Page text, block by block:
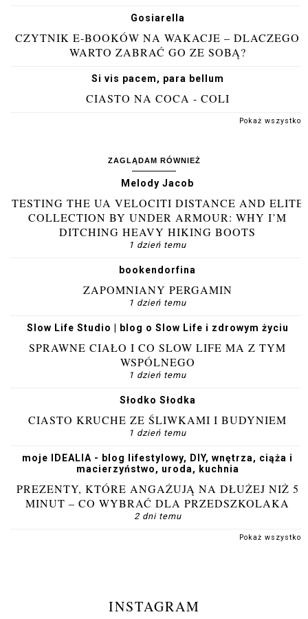
Gosiarella
CZYTNIK E-BOOKÓW NA WAKACJE – DLACZEGO
WARTO ZABRAĆ GO ZE SOBĄ?
Si vis pacem, para bellum
CIASTO NA COCA - COLI
Pokaż wszystko
ZAGLĄDAM RÓWNIEŻ
Melody Jacob
TESTING THE UA VELOCITI DISTANCE AND ELITE
COLLECTION BY UNDER ARMOUR: WHY I’M
DITCHING HEAVY HIKING BOOTS
1 dzień temu
bookendorfina
ZAPOMNIANY PERGAMIN
1 dzień temu
Slow Life Studio | blog o Slow Life i zdrowym życiu
SPRAWNE CIAŁO I CO SLOW LIFE MA Z TYM
WSPÓLNEGO
1 dzień temu
Słodko Słodka
CIASTO KRUCHE ZE ŚLIWKAMI I BUDYNIEM
1 dzień temu
moje IDEALIA - blog lifestylowy, DIY, wnętrza, ciąża i
macierzyństwo, uroda, kuchnia
PREZENTY, KTÓRE ANGAŻUJĄ NA DŁUŻEJ NIŻ 5
MINUT – CO WYBRAĆ DLA PRZEDSZKOLAKA
2 dni temu
Pokaż wszystko
INSTAGRAM